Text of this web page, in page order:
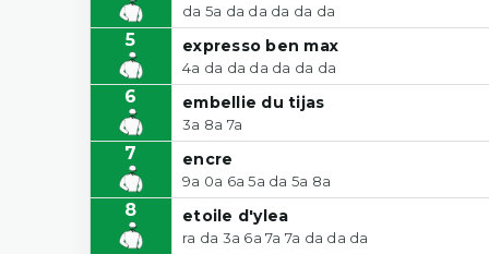
da 5a da da da da da
5 expresso ben max
4a da da da da da da
6 embellie du tijas
3a 8a 7a
7 encre
9a 0a 6a 5a da 5a 8a
8 etoile d'ylea
ra da 3a 6a 7a 7a da da da